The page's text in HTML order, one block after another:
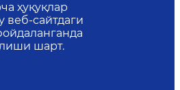
ҳуқуқлар
веб-сайтдаги
шарт.